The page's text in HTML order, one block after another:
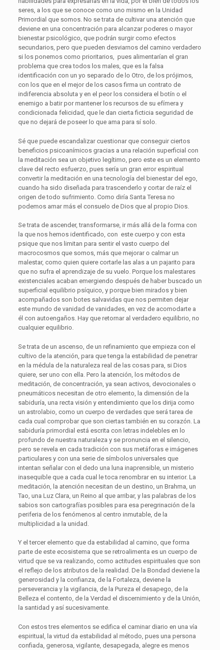
seres, a los que se conoce como uno mismo en la Unidad
Primordial que somos. No se trata de cultivar una atención que
deviene en una concentración para alcanzar poderes o mayor
bienestar psicológico, que podrán surgir como efectos
secundarios, pero que pueden desviarnos del camino verdadero
si los ponemos como prioritarios, pues alimentarían el gran
problema que crea todos los males, que es la falsa
identificación con un yo separado de lo Otro, de los prójimos,
con los que en el mejor de los casos firma un contrato de
indiferencia absoluta y en el peor los considera el botín o el
enemigo a batir por mantener los recursos de su efímera y
condicionada felicidad, que le dan cierta ficticia seguridad de
que no dejará de poseer lo que ama para sí solo.
Sé que puede escandalizar cuestionar que conseguir ciertos
beneficios psicoanímicos gracias a una relación superficial con
la meditación sea un objetivo legítimo, pero este es un elemento
clave del recto esfuerzo, pues sería un gran error espiritual
convertir la meditación en una tecnología del bienestar del ego,
cuando ha sido diseñada para trascenderlo y cortar de raíz el
origen de todo sufrimiento. Como diría Santa Teresa no
podemos amar más el consuelo de Dios que al propio Dios.
Se trata de ascender, transformarse, ir más allá de la forma con
la que nos hemos identificado, con este cuerpo y con esta
psique que nos limitan para sentir el vasto cuerpo del
macrocosmos que somos, más que mejorar o calmar un
malestar, como quien quiere cortarle las alas a un pajarito para
que no sufra el aprendizaje de su vuelo. Porque los malestares
existenciales acaban emergiendo después de haber buscado un
superficial equilibrio psíquico, y porque bien mirados y bien
acompañados son botes salvavidas que nos permiten dejar
este mundo de vanidad de vanidades, en vez de acomodarte a
él con autoengaños. Hay que retornar al verdadero equilibrio, no
cualquier equilibrio.
Se trata de un ascenso, de un refinamiento que empieza con el
cultivo de la atención, para que tenga la estabilidad de penetrar
en la médula de la naturaleza real de las cosas para, si Dios
quiere, ser uno con ella. Pero la atención, los métodos de
meditación, de concentración, ya sean activos, devocionales o
pneumáticos necesitan de otro elemento, la dimensión de la
sabiduría, una recta visión y entendimiento que los dirija como
un astrolabio, como un cuerpo de verdades que será tarea de
cada cual comprobar que son ciertas también en su corazón. La
sabiduría primordial está escrita con letras indelebles en lo
profundo de nuestra naturaleza y se pronuncia en el silencio,
pero se revela en cada tradición con sus metáforas e imágenes
particulares y con una serie de símbolos universales que
intentan señalar con el dedo una luna inaprensible, un misterio
inasequible que a cada cual le toca renombrar en su interior. La
meditación, la atención necesitan de un destino, un Brahma, un
Tao, una Luz Clara, un Reino al que arribar, y las palabras de los
sabios son cartografías posibles para esa peregrinación de la
periferia de los fenómenos al centro inmutable, de la
multiplicidad a la unidad.
Y el tercer elemento que da estabilidad al camino, que forma
parte de este ecosistema que se retroalimenta es un cuerpo de
virtud que se va realizando, como actitudes espirituales que son
el reflejo de los atributos de la realidad. De la Bondad deviene la
generosidad y la confianza, de la Fortaleza, deviene la
perseverancia y la vigilancia, de la Pureza el desapego, de la
Belleza el contento, de la Verdad el discernimiento y de la Unión,
la santidad y así sucesivamente.
Con estos tres elementos se edifica el caminar diario en una vía
espiritual, la virtud da estabilidad al método, pues una persona
confiada, generosa, vigilante, desapegada, alegre es menos